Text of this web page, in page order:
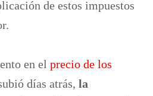
de estos impuestos
en el precio de los
días atrás, la